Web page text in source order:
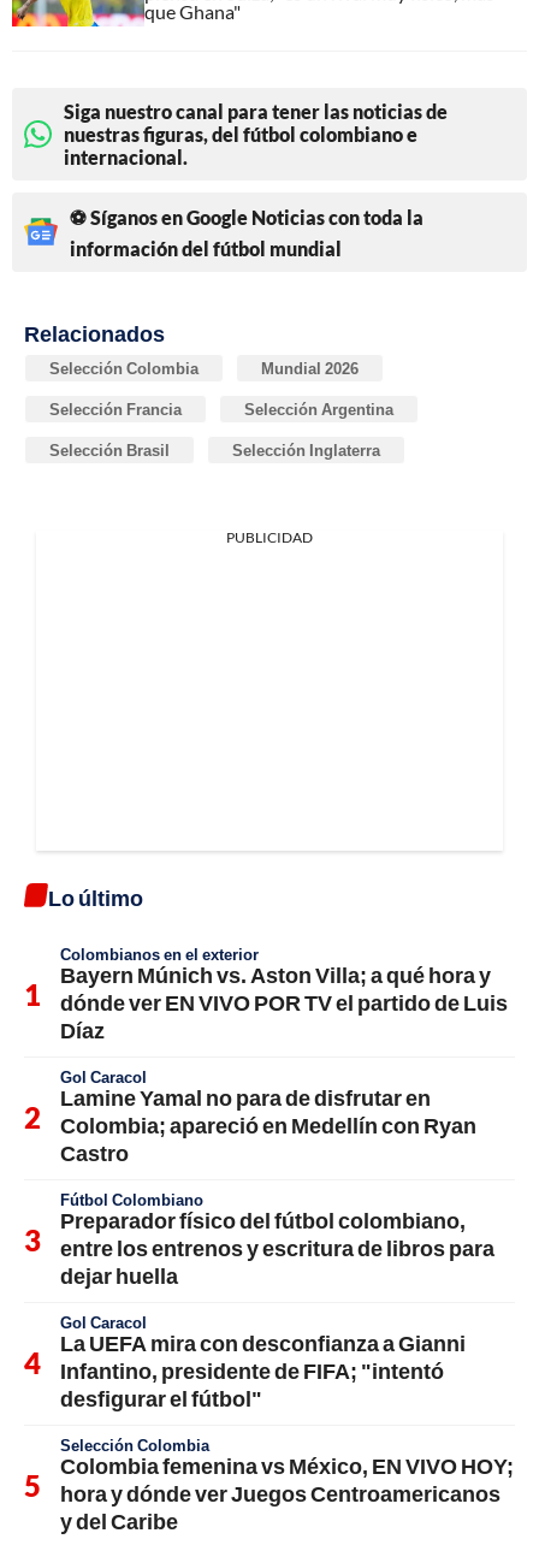
que Ghana"
Siga nuestro canal para tener las noticias de
nuestras figuras, del fútbol colombiano e
internacional.
⚽ Síganos en Google Noticias con toda la
información del fútbol mundial
Relacionados
Selección Colombia Mundial 2026
Selección Francia Selección Argentina
Selección Brasil Selección Inglaterra
PUBLICIDAD
Lo último
Colombianos en el exterior
Bayern Múnich vs. Aston Villa; a qué hora y
dónde ver EN VIVO POR TV el partido de Luis
Díaz
Gol Caracol
Lamine Yamal no para de disfrutar en
Colombia; apareció en Medellín con Ryan
Castro
Fútbol Colombiano
Preparador físico del fútbol colombiano,
entre los entrenos y escritura de libros para
dejar huella
Gol Caracol
La UEFA mira con desconfianza a Gianni
Infantino, presidente de FIFA; "intentó
desfigurar el fútbol"
Selección Colombia
Colombia femenina vs México, EN VIVO HOY;
hora y dónde ver Juegos Centroamericanos
y del Caribe